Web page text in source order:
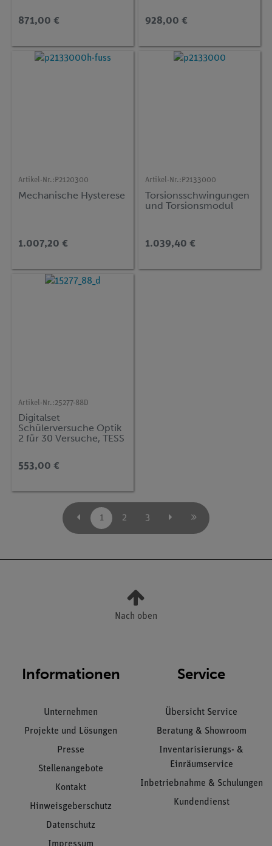
871,00 € 928,00 €
Artikel-Nr.: P2120300
Mechanische Hysterese
1.007,20 €
Artikel-Nr.: P2133000
Torsionsschwingungen
und Torsionsmodul
1.039,40 €
Artikel-Nr.:25277-88D
Digitalset
Schülerversuche Optik
2 für 30 Versuche, TESS
553,00 €
1 2 3
Nach oben
Informationen
Unternehmen
Projekte und Lösungen
Presse
Stellenangebote
Kontakt
Hinweisgeberschutz
Datenschutz
Service
Übersicht Service
Beratung & Showroom
Inventarisierungs- &
Einräumservice
Inbetriebnahme & Schulungen
Kundendienst